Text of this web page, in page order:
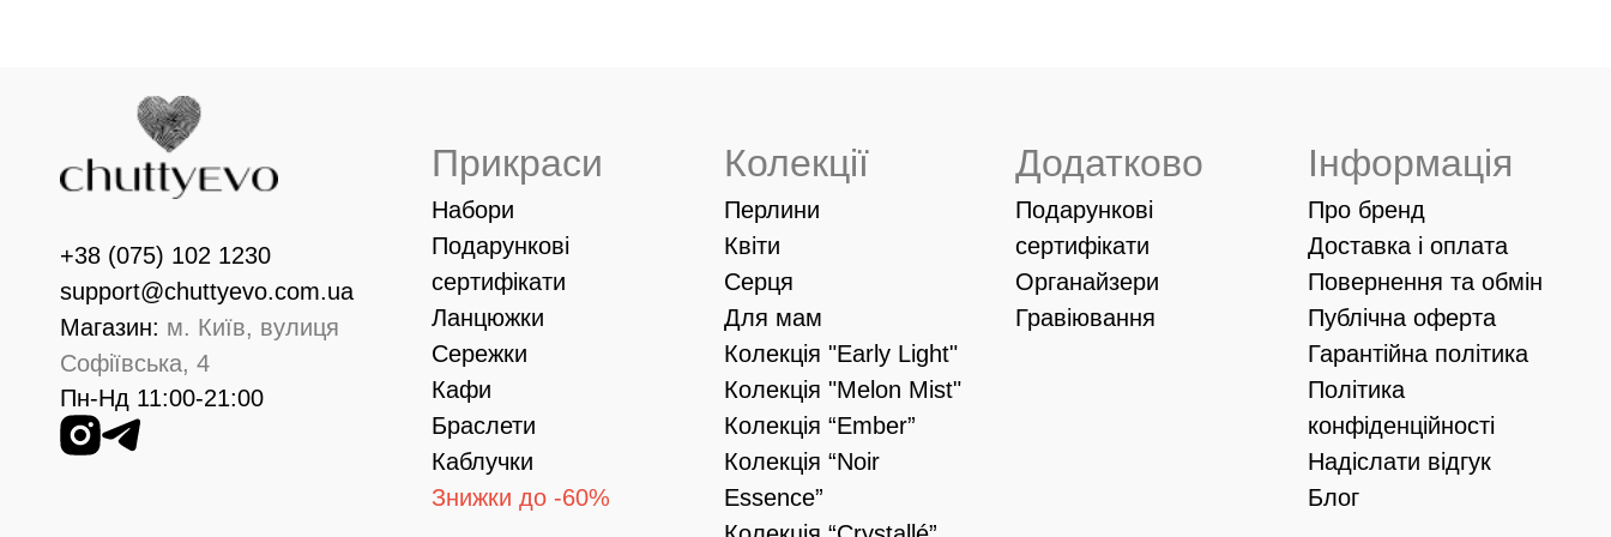
+38 (075) 102 1230
support@chuttyevo.com.ua
Магазин: м. Київ, вулиця
Софіївська, 4
Пн-Нд 11:00-21:00
Прикраси
Набори
Подарункові
сертифікати
Ланцюжки
Сережки
Кафи
Браслети
Каблучки
Знижки до -60%
Колекції
Перлини
Квіти
Серця
Для мам
Колекція "Early Light"
Колекція "Melon Mist"
Колекція “Ember”
Колекція “Noir
Essence”
Додатково
Подарункові
сертифікати
Органайзери
Гравіювання
Інформація
Про бренд
Доставка і оплата
Повернення та обмін
Публічна оферта
Гарантійна політика
Політика
конфіденційності
Надіслати відгук
Блог